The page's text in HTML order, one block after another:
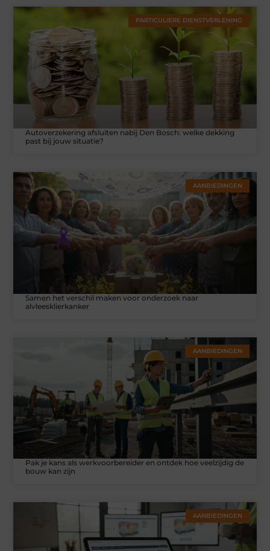
PARTICULIERE DIENSTVERLENING
Autoverzekering afsluiten nabij Den Bosch: welke dekking
past bij jouw situatie?
AANBIEDINGEN
Samen het verschil maken voor onderzoek naar
alvleesklierkanker
AANBIEDINGEN
Pak je kans als werkvoorbereider en ontdek hoe veelzijdig de
bouw kan zijn
AANBIEDINGEN